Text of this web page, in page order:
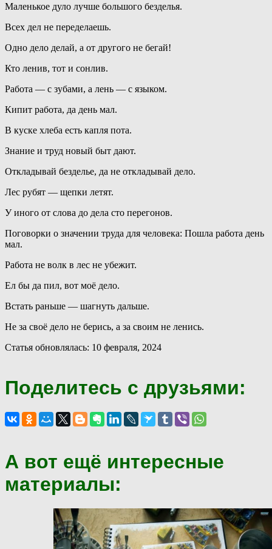
Маленькое дуло лучше большого безделья.
Всех дел не переделаешь.
Одно дело делай, а от другого не бегай!
Кто ленив, тот и сонлив.
Работа — с зубами, а лень — с языком.
Кипит работа, да день мал.
В куске хлеба есть капля пота.
Знание и труд новый быт дают.
Откладывай безделье, да не откладывай дело.
Лес рубят — щепки летят.
У иного от слова до дела сто перегонов.
Поговорки о значении труда для человека: Пошла работа день
мал.
Работа не волк в лес не убежит.
Ел бы да пил, вот моё дело.
Встать раньше — шагнуть дальше.
Не за своё дело не берись, а за своим не ленись.
Статья обновлялась: 10 февраля, 2024
Поделитесь с друзьями:
А вот ещё интересные
материалы: